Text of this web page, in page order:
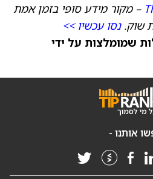
– מקור מידע סופי בזמן אמת
שוק.נסו עכשיו >>
שמומלצות על ידי
אותנו -